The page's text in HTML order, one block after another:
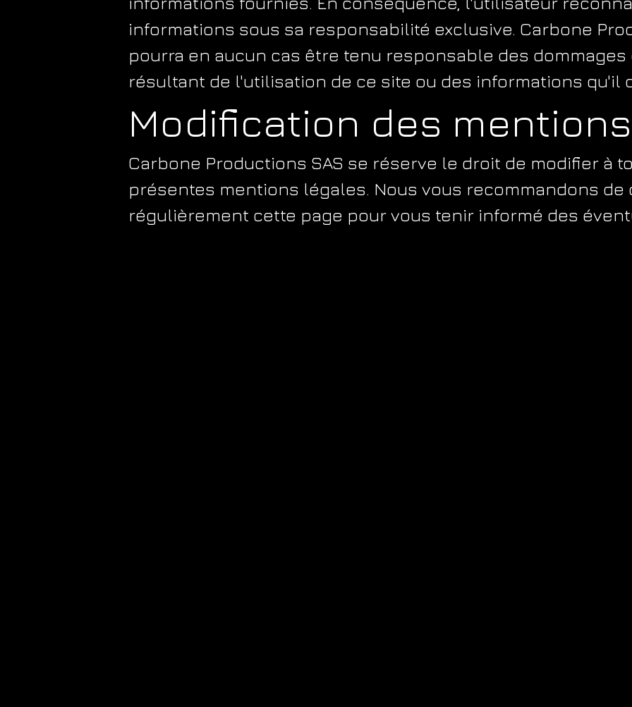
informations sous sa responsabilité exclusive. Carbone
pourra en aucun cas être tenu responsable des
résultant de l'utilisation de ce site ou des informations qu'il
Modification des
Carbone Productions SAS se réserve le droit de modifier à
présentes mentions légales. Nous vous recommandons
régulièrement cette page pour vous tenir informé des